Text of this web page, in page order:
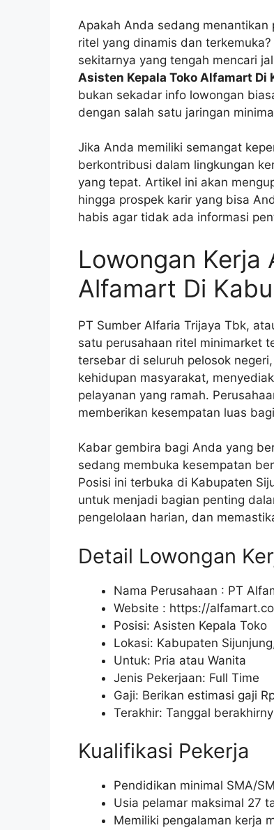
Apakah Anda sedang
ritel yang dinamis dan
sekitarnya yang tengah mencari
Asisten Kepala Toko Alfamart Di
bukan sekadar info lowongan
dengan salah satu jaringan
Jika Anda memiliki semangat
berkontribusi dalam lingkungan
yang tepat. Artikel ini akan
hingga prospek karir yang bisa
habis agar tidak ada informasi
Lowongan Kerja
Alfamart Di
PT Sumber Alfaria Trijaya Tbk,
satu perusahaan ritel minimarket
tersebar di seluruh pelosok
kehidupan masyarakat,
pelayanan yang ramah.
memberikan kesempatan luas
Kabar gembira bagi Anda yang
sedang membuka kesempatan
Posisi ini terbuka di Kabupaten
untuk menjadi bagian penting
pengelolaan harian, dan
Detail Lowongan
Nama Perusahaan : PT
Website : https://
Posisi: Asisten Kepala Toko
Lokasi: Kabupaten
Untuk: Pria atau Wanita
Jenis Pekerjaan: Full Time
Gaji: Berikan estimasi gaji
Terakhir: Tanggal
Kualifikasi Pekerja
Pendidikan minimal SMA/
Usia pelamar maksimal 27
Memiliki pengalaman kerja